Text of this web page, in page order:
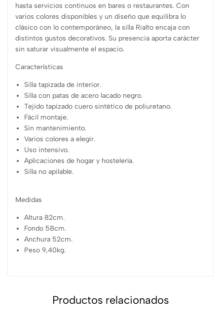
hasta servicios continuos en bares o restaurantes. Con
varios colores disponibles y un diseño que equilibra lo
clásico con lo contemporáneo, la silla Rialto encaja con
distintos gustos decorativos. Su presencia aporta carácter
sin saturar visualmente el espacio.
Características
Silla tapizada de interior.
Silla con patas de acero lacado negro.
Tejido tapizado cuero sintético de poliuretano.
Fácil montaje.
Sin mantenimiento.
Varios colores a elegir.
Uso intensivo.
Aplicaciones de hogar y hostelería.
Silla no apilable.
Medidas
Altura 82cm.
Fondo 58cm.
Anchura 52cm.
Peso 9,40kg.
Productos relacionados